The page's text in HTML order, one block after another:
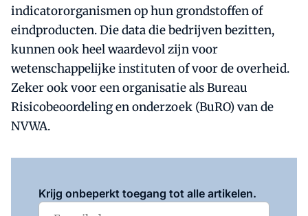
indicatororganismen op hun grondstoffen of
eindproducten. Die data die bedrijven bezitten,
kunnen ook heel waardevol zijn voor
wetenschappelijke instituten of voor de overheid.
Zeker ook voor een organisatie als Bureau
Risicobeoordeling en onderzoek (BuRO) van de
NVWA.
Krijg onbeperkt toegang tot alle artikelen.